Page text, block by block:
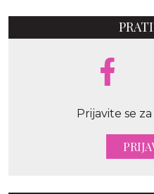
Prijavite se